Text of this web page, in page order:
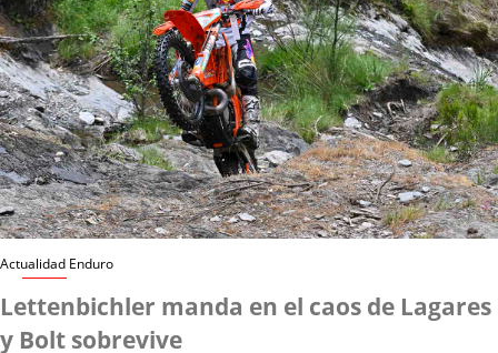
Actualidad Enduro
Lettenbichler manda en el caos de Lagares
y Bolt sobrevive